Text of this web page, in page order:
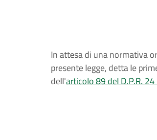
In attesa di una normativa
presente legge, detta le
dell'articolo 89 del D.P.R.